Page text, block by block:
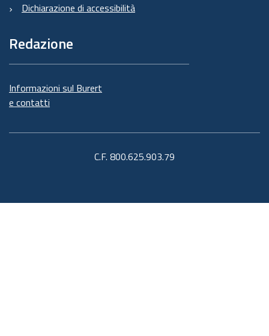
Dichiarazione di accessibilità
Redazione
Informazioni sul Burert
e contatti
C.F. 800.625.903.79